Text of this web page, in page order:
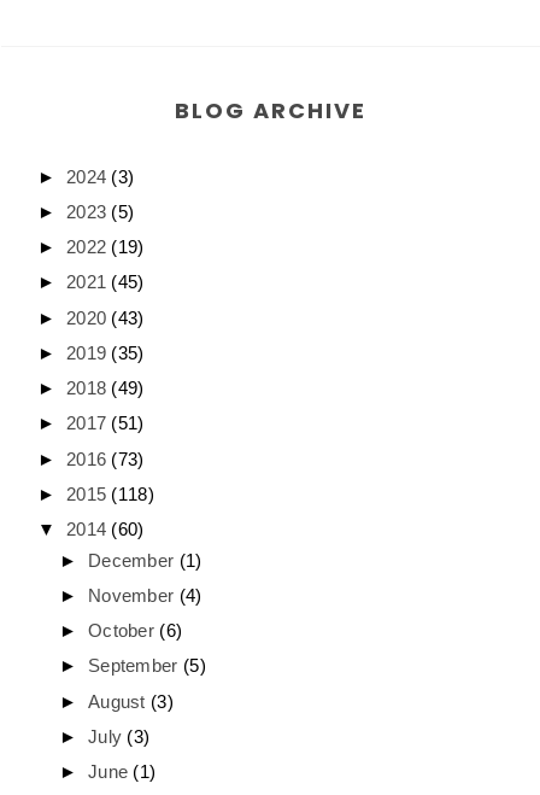
BLOG ARCHIVE
► 2024 (3)
► 2023 (5)
► 2022 (19)
► 2021 (45)
► 2020 (43)
► 2019 (35)
► 2018 (49)
► 2017 (51)
► 2016 (73)
► 2015 (118)
▼ 2014 (60)
► December (1)
► November (4)
► October (6)
► September (5)
► August (3)
► July (3)
► June (1)